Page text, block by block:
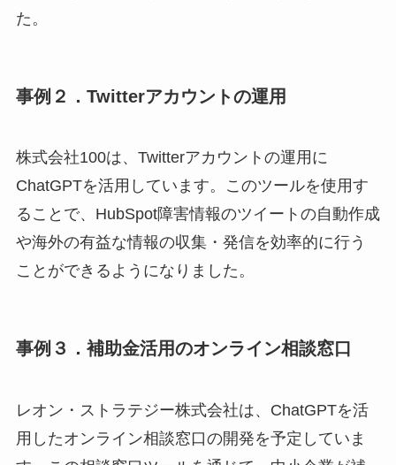
た。
事例２．Twitterアカウントの運用
株式会社100は、Twitterアカウントの運用に
ChatGPTを活用しています。このツールを使用す
ることで、HubSpot障害情報のツイートの自動作成
や海外の有益な情報の収集・発信を効率的に行う
ことができるようになりました。
事例３．補助金活用のオンライン相談窓口
レオン・ストラテジー株式会社は、ChatGPTを活
用したオンライン相談窓口の開発を予定していま